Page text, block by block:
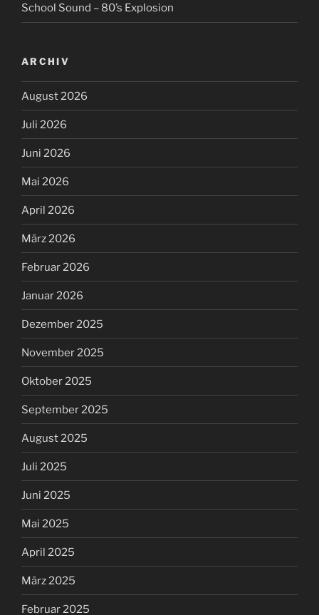
School Sound – 80’s Explosion
ARCHIV
August 2026
Juli 2026
Juni 2026
Mai 2026
April 2026
März 2026
Februar 2026
Januar 2026
Dezember 2025
November 2025
Oktober 2025
September 2025
August 2025
Juli 2025
Juni 2025
Mai 2025
April 2025
März 2025
Februar 2025